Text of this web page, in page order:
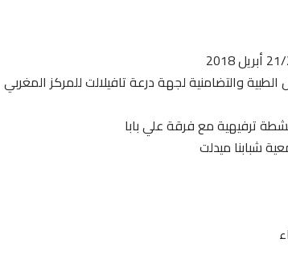
والتضامنية لجهة درعة تافيلالت للمركز المغربي
ترفيهية مع فرقة علي بابا
شبابنا ميدلت